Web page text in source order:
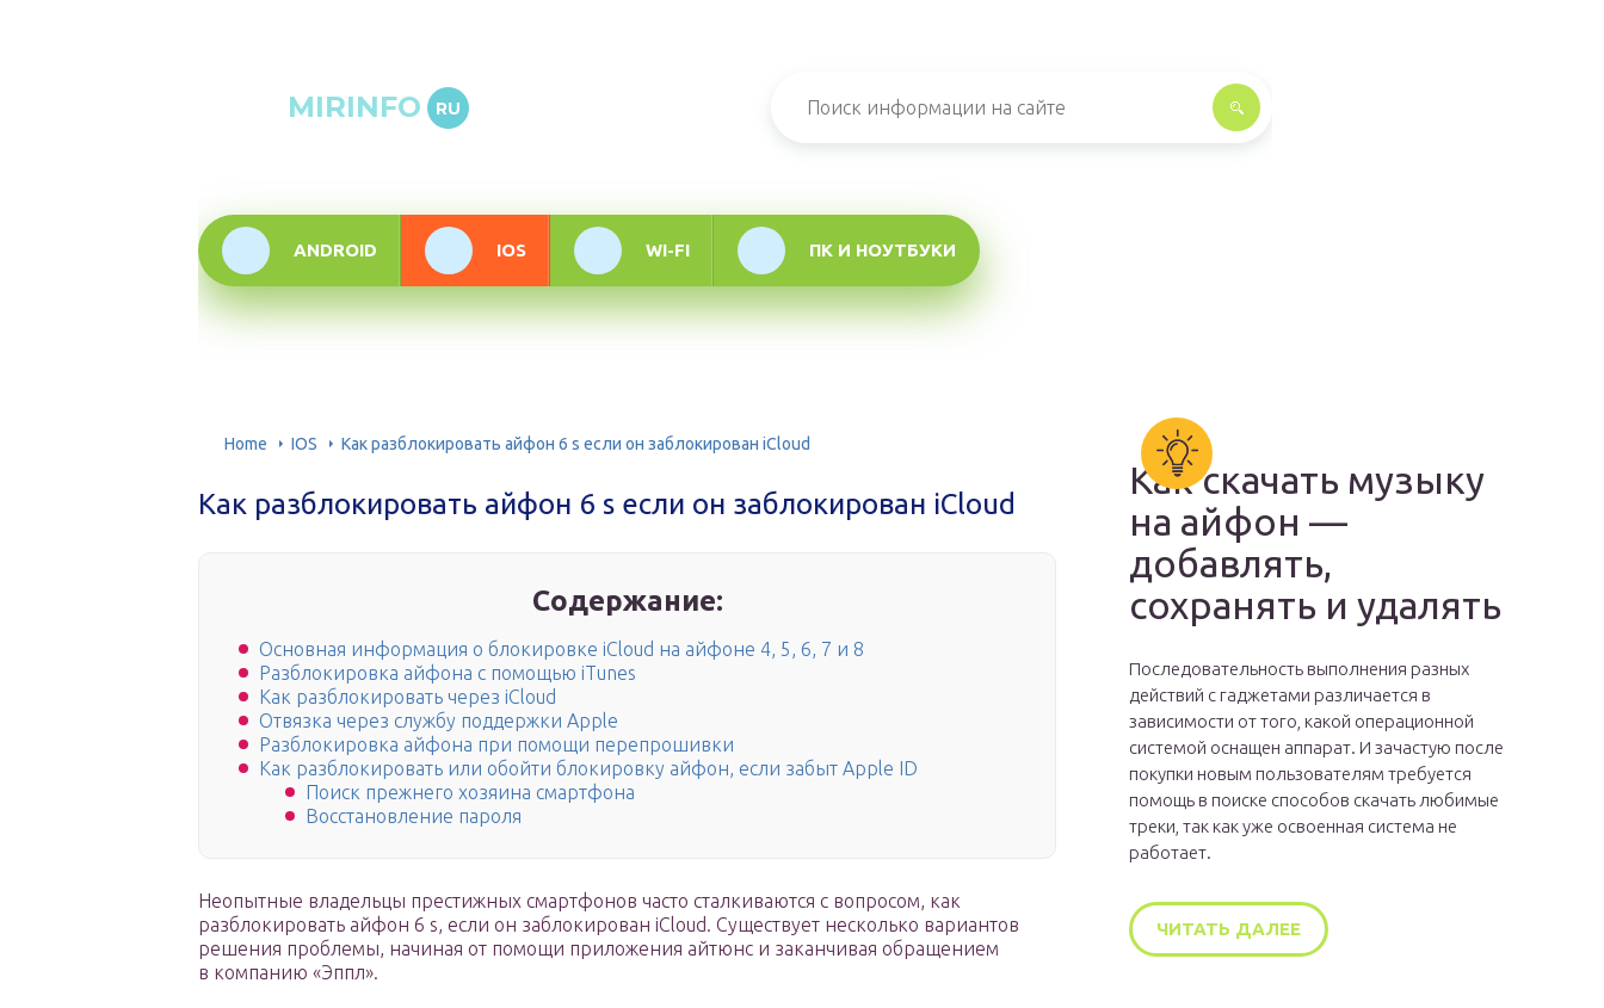
MIRINFO RU
ANDROID IOS WI-FI ПК И НОУТБУКИ
Home IOS Как разблокировать айфон 6 s если он заблокирован iCloud
Как разблокировать айфон 6 s если он заблокирован iCloud
Содержание:
Основная информация о блокировке iCloud на айфоне 4, 5, 6, 7 и 8
Разблокировка айфона с помощью iTunes
Как разблокировать через iCloud
Отвязка через службу поддержки Apple
Разблокировка айфона при помощи перепрошивки
Как разблокировать или обойти блокировку айфон, если забыт Apple ID
Поиск прежнего хозяина смартфона
Восстановление пароля
Неопытные владельцы престижных смартфонов часто сталкиваются с вопросом, как
разблокировать айфон 6 s, если он заблокирован iCloud. Существует несколько вариантов
решения проблемы, начиная от помощи приложения айтюнс и заканчивая обращением
в компанию «Эппл».
Как скачать музыку
на айфон —
добавлять,
сохранять и удалять
Последовательность выполнения разных
действий с гаджетами различается в
зависимости от того, какой операционной
системой оснащен аппарат. И зачастую после
покупки новым пользователям требуется
помощь в поиске способов скачать любимые
треки, так как уже освоенная система не
работает.
ЧИТАТЬ ДАЛЕЕ